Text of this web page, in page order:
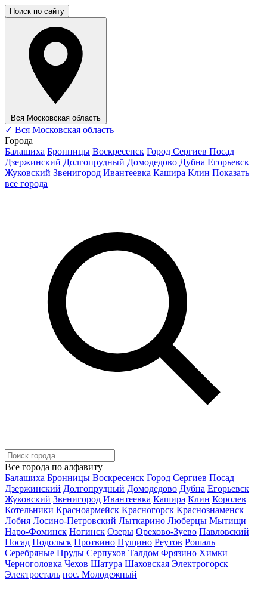
Поиск по сайту
Вся Московская область
✓ Вся Московская область
Города
Балашиха Бронницы Воскресенск Город Сергиев Посад
Дзержинский Долгопрудный Домодедово Дубна Егорьевск
Жуковский Звенигород Ивантеевка Кашира Клин Показать
все города
Все города по алфавиту
Балашиха Бронницы Воскресенск Город Сергиев Посад
Дзержинский Долгопрудный Домодедово Дубна Егорьевск
Жуковский Звенигород Ивантеевка Кашира Клин Королев
Котельники Красноармейск Красногорск Краснознаменск
Лобня Лосино-Петровский Лыткарино Люберцы Мытищи
Наро-Фоминск Ногинск Озеры Орехово-Зуево Павловский
Посад Подольск Протвино Пущино Реутов Рошаль
Серебряные Пруды Серпухов Талдом Фрязино Химки
Черноголовка Чехов Шатура Шаховская Электрогорск
Электросталь пос. Молодежный